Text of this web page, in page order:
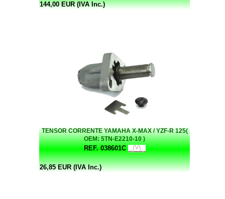
144,00 EUR (IVA Inc.)
TENSOR CORRENTE YAMAHA X-MAX / YZF-R 125(
OEM: 5TN-E2210-10 )
REF. 038601C
26,85 EUR (IVA Inc.)